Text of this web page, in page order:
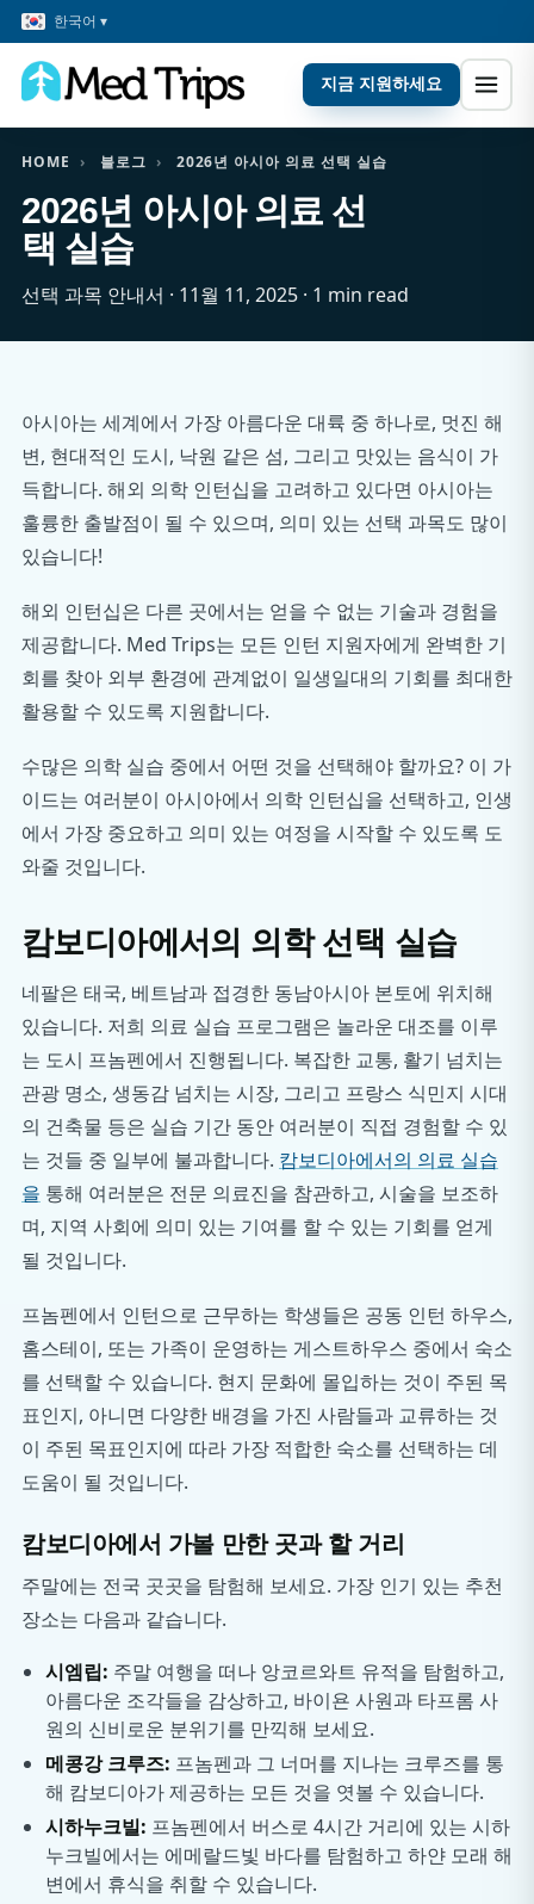
한국어 ▾
지금 지원하세요
HOME › 블로그 › 2026년 아시아 의료 선택 실습
2026년 아시아 의료 선
택 실습
선택 과목 안내서 · 11월 11, 2025 · 1 min read
아시아는 세계에서 가장 아름다운 대륙 중 하나로, 멋진 해
변, 현대적인 도시, 낙원 같은 섬, 그리고 맛있는 음식이 가
득합니다. 해외 의학 인턴십을 고려하고 있다면 아시아는
훌륭한 출발점이 될 수 있으며, 의미 있는 선택 과목도 많이
있습니다!
해외 인턴십은 다른 곳에서는 얻을 수 없는 기술과 경험을
제공합니다. Med Trips는 모든 인턴 지원자에게 완벽한 기
회를 찾아 외부 환경에 관계없이 일생일대의 기회를 최대한
활용할 수 있도록 지원합니다.
수많은 의학 실습 중에서 어떤 것을 선택해야 할까요? 이 가
이드는 여러분이 아시아에서 의학 인턴십을 선택하고, 인생
에서 가장 중요하고 의미 있는 여정을 시작할 수 있도록 도
와줄 것입니다.
캄보디아에서의 의학 선택 실습
네팔은 태국, 베트남과 접경한 동남아시아 본토에 위치해
있습니다. 저희 의료 실습 프로그램은 놀라운 대조를 이루
는 도시 프놈펜에서 진행됩니다. 복잡한 교통, 활기 넘치는
관광 명소, 생동감 넘치는 시장, 그리고 프랑스 식민지 시대
의 건축물 등은 실습 기간 동안 여러분이 직접 경험할 수 있
는 것들 중 일부에 불과합니다. 캄보디아에서의 의료 실습
을 통해 여러분은 전문 의료진을 참관하고, 시술을 보조하
며, 지역 사회에 의미 있는 기여를 할 수 있는 기회를 얻게
될 것입니다.
프놈펜에서 인턴으로 근무하는 학생들은 공동 인턴 하우스,
홈스테이, 또는 가족이 운영하는 게스트하우스 중에서 숙소
를 선택할 수 있습니다. 현지 문화에 몰입하는 것이 주된 목
표인지, 아니면 다양한 배경을 가진 사람들과 교류하는 것
이 주된 목표인지에 따라 가장 적합한 숙소를 선택하는 데
도움이 될 것입니다.
캄보디아에서 가볼 만한 곳과 할 거리
주말에는 전국 곳곳을 탐험해 보세요. 가장 인기 있는 추천
장소는 다음과 같습니다.
시엠립: 주말 여행을 떠나 앙코르와트 유적을 탐험하고,
아름다운 조각들을 감상하고, 바이욘 사원과 타프롬 사
원의 신비로운 분위기를 만끽해 보세요.
메콩강 크루즈: 프놈펜과 그 너머를 지나는 크루즈를 통
해 캄보디아가 제공하는 모든 것을 엿볼 수 있습니다.
시하누크빌: 프놈펜에서 버스로 4시간 거리에 있는 시하
누크빌에서는 에메랄드빛 바다를 탐험하고 하얀 모래 해
변에서 휴식을 취할 수 있습니다.